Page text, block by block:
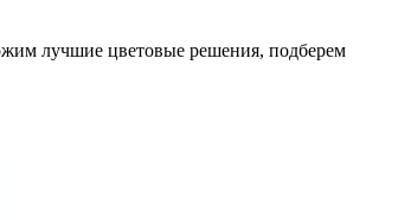
лучшие цветовые решения, подберем